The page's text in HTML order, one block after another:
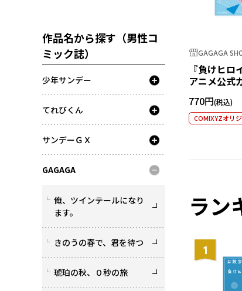
作品名から探す（男性コ
ミック誌）
少年サンデー
てれびくん
サンデーＧＸ
GAGAGA
俺、ツインテールになり
ます。
きのうの春で、君を待つ
琥珀の秋、０秒の旅
GAGAGA
『負けヒロ
アニメ公式
770円
COMIXYZオリ
ラン
1